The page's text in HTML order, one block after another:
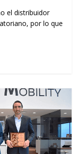
el distribuidor
por lo que